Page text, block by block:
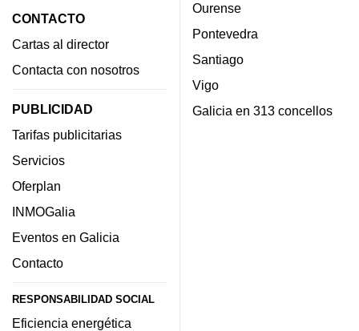
CONTACTO
Cartas al director
Contacta con nosotros
PUBLICIDAD
Tarifas publicitarias
Servicios
Oferplan
INMOGalia
Eventos en Galicia
Contacto
RESPONSABILIDAD SOCIAL
Eficiencia energética
Ourense
Pontevedra
Santiago
Vigo
Galicia en 313 concellos